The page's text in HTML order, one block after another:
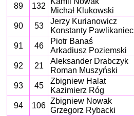
89 132
Michał Klukowski
90
53
Jerzy Kurianowicz
Konstanty Pawlikaniec
91 46
Piotr Banaś
Arkadiusz Poziemski
92 21
Aleksander Drabczyk
Roman Muszyński
93
45
Zbigniew Halat
Kazimierz Róg
94
106
Zbigniew Nowak
Grzegorz Rybacki